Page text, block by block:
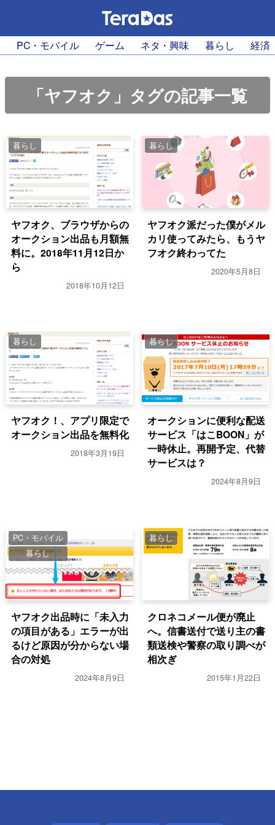
PC・モバイル ゲーム ネタ・興味 暮らし 経済
「ヤフオク」タグの記事一覧
暮らし
ヤフオク、ブラウザからの
オークション出品も月額無
料に。2018年11月12日か
ら
2018年10月12日
暮らし
ヤフオク派だった僕がメル
カリ使ってみたら、もうヤ
フオク終わってた
2020年5月8日
暮らし
ヤフオク！、アプリ限定で
オークション出品を無料化
2018年3月19日
暮らし
オークションに便利な配送
サービス「はこBOON」が
一時休止。再開予定、代替
サービスは？
2024年8月9日
PC・モバイル
暮らし
ヤフオク出品時に「未入力
の項目がある」エラーが出
るけど原因が分からない場
合の対処
2024年8月9日
暮らし
クロネコメール便が廃止
へ。信書送付で送り主の書
類送検や警察の取り調べが
相次ぎ
2015年1月22日